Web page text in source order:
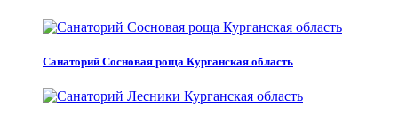
Санаторий Сосновая роща Курганская область